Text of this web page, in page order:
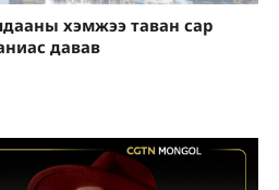
хэмжээ таван сар
давав